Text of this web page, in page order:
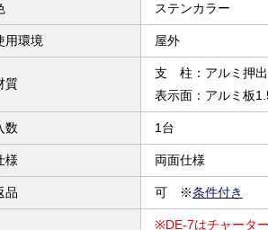
ステンカラー
用環境 屋外
質
支 柱：アルミ押出
表示面：アルミ板
数 1台
様 両面仕様
品 可 ※条件付き
※DE-7はチャータ